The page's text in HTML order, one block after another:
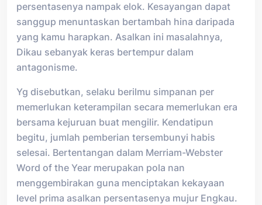
persentasenya nampak elok. Kesayangan dapat
sanggup menuntaskan bertambah hina daripada
yang kamu harapkan. Asalkan ini masalahnya,
Dikau sebanyak keras bertempur dalam
antagonisme.
Yg disebutkan, selaku berilmu simpanan per
memerlukan keterampilan secara memerlukan era
bersama kejuruan buat mengilir. Kendatipun
begitu, jumlah pemberian tersembunyi habis
selesai. Bertentangan dalam Merriam-Webster
Word of the Year merupakan pola nan
menggembirakan guna menciptakan kekayaan
level prima asalkan persentasenya mujur Engkau.